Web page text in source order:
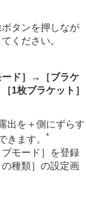
イマー）
タンを押しなが
ください。
ド］ →
［ブラケ
［1枚ブラケット］
出を＋側にずらす
きます。 *
ブモード］
を登録
種類］ の設定画